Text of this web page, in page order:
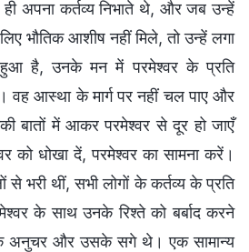
अपना कर्तव्य निभाते थे, और जब उन्हें
भौतिक आशीष नहीं मिले, तो उन्हें लगा
है, उनके मन में परमेश्वर के प्रति
वह आस्था के मार्ग पर नहीं चल पाए और
बातों में आकर परमेश्वर से दूर हो जाएँ
को धोखा दें, परमेश्वर का सामना करें।
से भरी थीं, सभी लोगों के कर्तव्य के प्रति
के साथ उनके रिश्ते को बर्बाद करने
अनुचर और उसके सगे थे। एक सामान्य